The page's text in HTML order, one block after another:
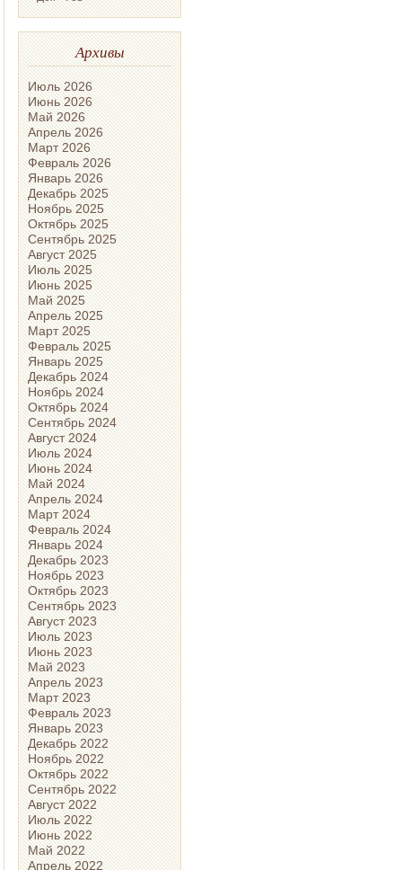
Архивы
Июль 2026
Июнь 2026
Май 2026
Апрель 2026
Март 2026
Февраль 2026
Январь 2026
Декабрь 2025
Ноябрь 2025
Октябрь 2025
Сентябрь 2025
Август 2025
Июль 2025
Июнь 2025
Май 2025
Апрель 2025
Март 2025
Февраль 2025
Январь 2025
Декабрь 2024
Ноябрь 2024
Октябрь 2024
Сентябрь 2024
Август 2024
Июль 2024
Июнь 2024
Май 2024
Апрель 2024
Март 2024
Февраль 2024
Январь 2024
Декабрь 2023
Ноябрь 2023
Октябрь 2023
Сентябрь 2023
Август 2023
Июль 2023
Июнь 2023
Май 2023
Апрель 2023
Март 2023
Февраль 2023
Январь 2023
Декабрь 2022
Ноябрь 2022
Октябрь 2022
Сентябрь 2022
Август 2022
Июль 2022
Июнь 2022
Май 2022
Апрель 2022